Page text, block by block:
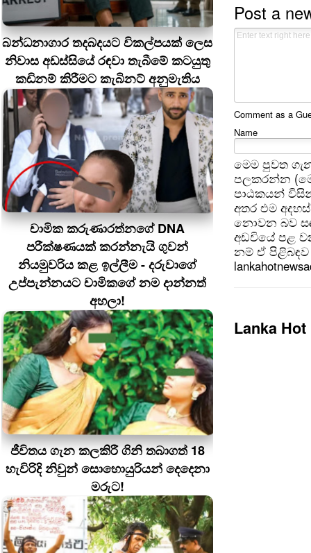
බන්ධනාගාර තදබදයට විකල්පයක් ලෙස
නිවාස අඩස්සියේ රඳවා තැබීමේ කටයුතු
කඩිනම් කිරීමට කැබිනට් අනුමැතිය
චාමික කරුණාරත්නගේ DNA
පරීක්ෂණයක් කරන්නැයි ගුවන්
නියමුවරිය කළ ඉල්ලීම - දරුවාගේ
උප්පැන්නයට චාමිකගේ නම දාන්නත්
අහලා!
ජීවිතය ගැන කලකිරී ගිනි තබාගත් 18
හැවිරිදි නිවුන් සොහොයුරියන් දෙදෙනා
මරුට!
Post a
Comment as a
Name
මෙම පුවත
පලකරන්න
පාඨකයන්
අතර එම
නොවන බව
අඩවියේ පළ
නම් ඒ පිළිබඳව
Lanka